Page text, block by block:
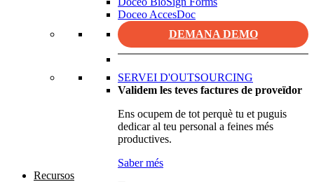
Doceo AccesDoc
DEMANA DEMO
SERVEI D'OUTSOURCING
Validem les teves factures de proveïdor
Ens ocupem de tot perquè tu et puguis
dedicar al teu personal a feines més
productives.
Saber més
Recursos